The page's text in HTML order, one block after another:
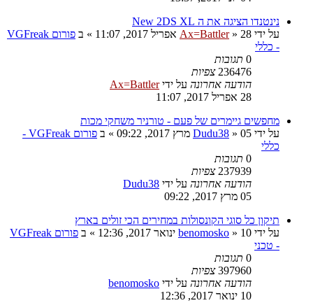
נינטנדו הציגה את ה New 2DS XL
על ידי
Ax=Battler» 28 אפריל 2017, 11:07 » ב
פורום VGFreak
- כללי
0 תגובות
236476 צפיות
הודעה אחרונה על ידיAx=Battler
28 אפריל 2017, 11:07
מחפשים גיימרים של פעם - טורניר משחקי מכות
על ידי
Dudu38 » 05 מרץ 2017, 09:22 » ב
פורום VGFreak -
כללי
0 תגובות
237939 צפיות
הודעה אחרונה על ידי Dudu38
05 מרץ 2017, 09:22
תיקון כל סוגי הקונסולות במחירים הכי זולים בארץ
על ידי
benomosko » 10 ינואר 2017, 12:36 » ב
פורום VGFreak
- טכני
0 תגובות
397960 צפיות
הודעה אחרונה על ידי benomosko
10 ינואר 2017, 12:36